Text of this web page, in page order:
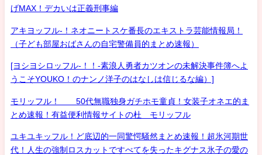
げMAX！デカいは正義刑事編
アキヨッフル-！ネオニートスケ番長のエキストラ芸能情報局！
（子ども部屋おばさんの自宅警備員的まとめ速報）
[ヨシヨシロッフル-！！-素浪人勇者カツオンの未解決事件簿へよ
うこそYOUKO！のナンノ洋子のはなしは信じるな編）]
モリッフル！ 50代無職独身ガチホモ童貞！女装子オネエ的ま
とめ速報！有益便利情報サイトの杜 モリッフル
ユキユキッフル！ど底辺的一同驚愕騒然まとめ速報！超氷河期世
代！人生の強制ロスカットですべてを失ったキグナス氷子の愛の